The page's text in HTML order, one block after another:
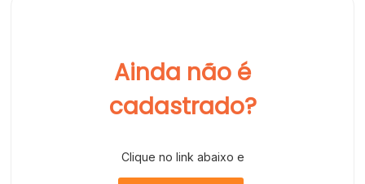
Ainda não é
cadastrado?
Clique no link abaixo e